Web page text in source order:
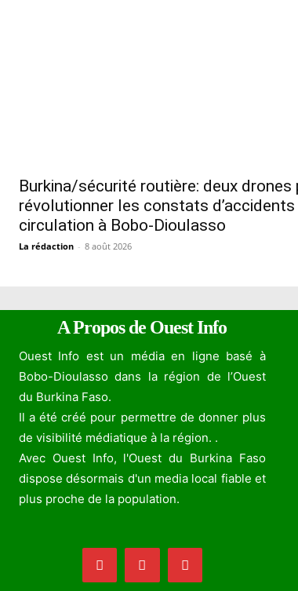
Burkina/sécurité routière: deux drones
révolutionner les constats
circulation à Bobo-Dioulasso
La rédaction - 8 août 2026
A Propos de Ouest Info
Ouest Info est un média en ligne basé à
Bobo-Dioulasso dans la région de l’Ouest
du Burkina Faso.
Il a été créé pour permettre de donner plus
de visibilité médiatique à la région. .
Avec Ouest Info, l'Ouest du Burkina Faso
dispose désormais d'un media local fiable et
plus proche de la population.